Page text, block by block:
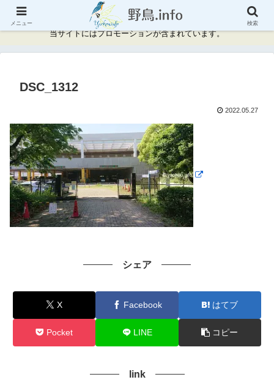
神奈川県周辺の野鳥情報と記録
当サイトにはプロモーションが含まれています。
DSC_1312
2022.05.27
シェア
X Facebook はてブ
Pocket LINE コピー
link
メニュー 検索